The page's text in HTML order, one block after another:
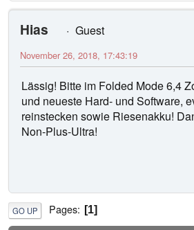
Hias
Guest
November 26, 2018, 17:43:19
Lässig! Bitte im Folded Mode 6,4
und neueste Hard- und Software,
reinstecken sowie Riesenakku!
Non-Plus-Ultra!
GO UP Pages 1